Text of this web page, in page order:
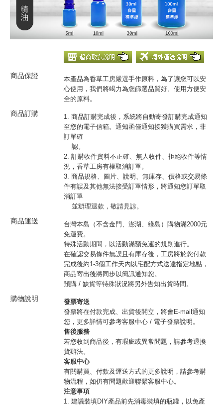
商品保證
本產品為香草工房嚴選手作原料，為了讓您可以安
心使用，我們將竭力為您篩選品質好、使用方便安
全的原料。
商品訂購
1. 商品訂購完成後，系統將自動寄發訂購完成通知
至您的電子信箱。通知函僅通知接獲購買需求，非
訂單確
認。
2. 訂購收件資料不正確、無人收件、拒絕收件等情
況，香草工房有權取消訂單。
3. 商品規格、圖片、說明、無庫存、價格或交易條
件有誤及其他無法接受訂單情形，將通知您訂單取
消訂單
並辦理退款，敬請見諒。
商品運送
台灣本島（不含金門、澎湖、綠島）購物滿2000元
免運費。
特殊活動期間，以活動滿額免運的規則進行。
在確認交易條件無誤且有庫存後，工房將於您付款
完成後約1-3個工作天內以宅配方式送達指定地點，
商品寄出後將同步以簡訊通知您。
預購 / 缺貨等特殊狀況將另外告知出貨時間。
購物說明
發票寄送
發票將在付款完成、出貨後開立，將會E-mail通知
您，更多詳情可參考客服中心 / 電子發票說明。
售後服務
若您收到商品後，有瑕疵或異常問題，請參考退換
貨辦法。
客服中心
有關購買、付款及運送方式的更多說明，請參考購
物流程，如仍有問題歡迎聯繫客服中心。
注意事項
1. 建議裝填DIY產品前先消毒裝填的瓶罐，以免產